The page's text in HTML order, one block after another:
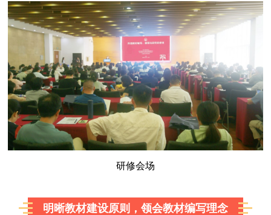
研修会场
明晰教材建设原则，领会教材编写理念